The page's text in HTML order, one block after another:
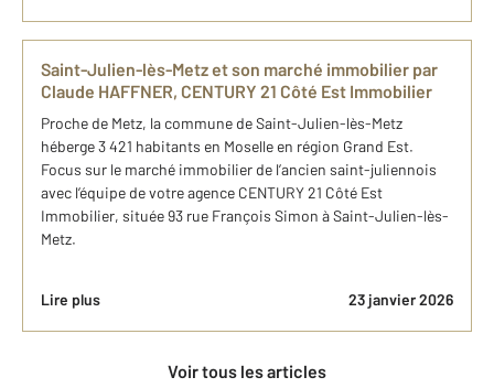
Saint-Julien-lès-Metz et son marché immobilier par
Claude HAFFNER, CENTURY 21 Côté Est Immobilier
Proche de Metz, la commune de Saint-Julien-lès-Metz
héberge 3 421 habitants en Moselle en région Grand Est.
Focus sur le marché immobilier de l’ancien saint-juliennois
avec l’équipe de votre agence CENTURY 21 Côté Est
Immobilier, située 93 rue François Simon à Saint-Julien-lès-
Metz.
Lire plus 23 janvier 2026
Voir tous les articles